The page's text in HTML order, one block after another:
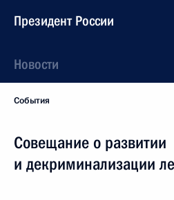
Президент России
Новости
События
Совещание о развитии
и декриминализации